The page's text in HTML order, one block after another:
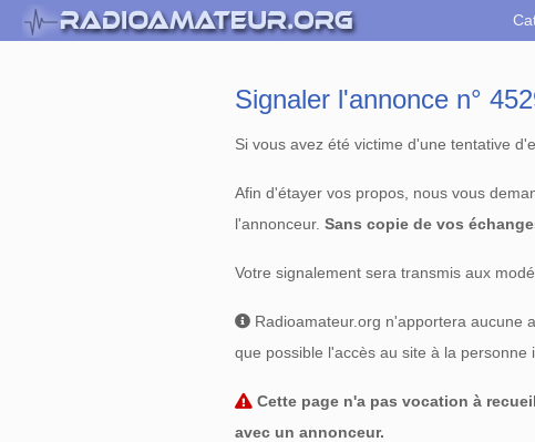
Signaler l'annonce n°
Si vous avez été victime d'une tentative
Afin d'étayer vos propos, nous vous
l'annonceur. Sans copie de vos
Votre signalement sera transmis aux
Radioamateur.org n'apportera aucune
que possible l'accès au site à la personne
Cette page n'a pas vocation à
avec un annonceur.